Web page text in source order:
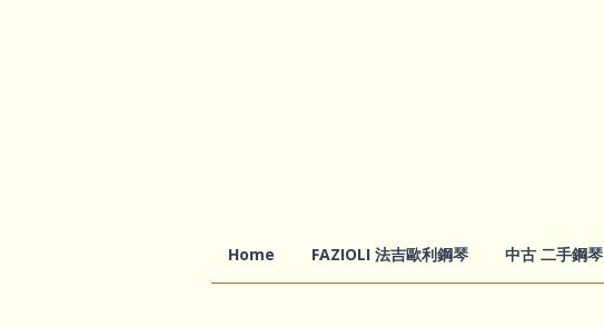
Home FAZIOLI 法吉歐利鋼琴 中古 二手鋼琴